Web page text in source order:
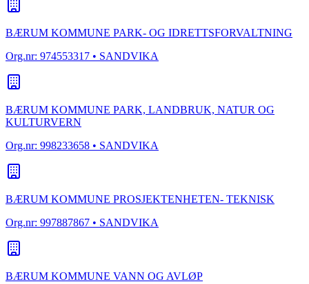
BÆRUM KOMMUNE PARK- OG IDRETTSFORVALTNING
Org.nr: 974553317 • SANDVIKA
BÆRUM KOMMUNE PARK, LANDBRUK, NATUR OG
KULTURVERN
Org.nr: 998233658 • SANDVIKA
BÆRUM KOMMUNE PROSJEKTENHETEN- TEKNISK
Org.nr: 997887867 • SANDVIKA
BÆRUM KOMMUNE VANN OG AVLØP